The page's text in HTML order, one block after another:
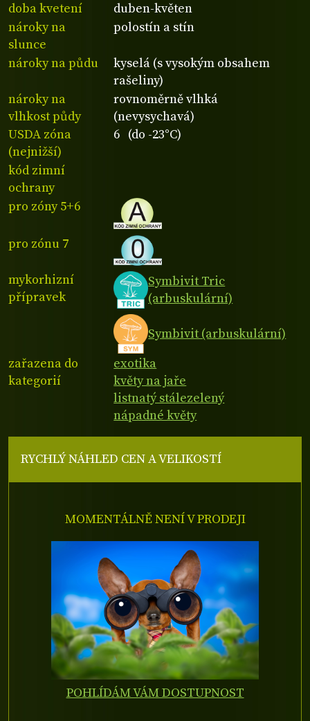
doba kvetení
duben-květen
nároky na
slunce
polostín a stín
nároky na půdu
kyselá (s vysokým obsahem
rašeliny)
nároky na
vlhkost půdy
rovnoměrně vlhká
(nevysychavá)
USDA zóna
(nejnižší)
6 (do -23°C)
kód zimní
ochrany
pro zóny 5+6
pro zónu 7
mykorhizní
přípravek
Symbivit Tric
(arbuskulární)
Symbivit (arbuskulární)
zařazena do
kategorií
exotika
květy na jaře
listnatý stálezelený
nápadné květy
RYCHLÝ NÁHLED CEN A VELIKOSTÍ
MOMENTÁLNĚ NENÍ V PRODEJI
POHLÍDÁM VÁM DOSTUPNOST